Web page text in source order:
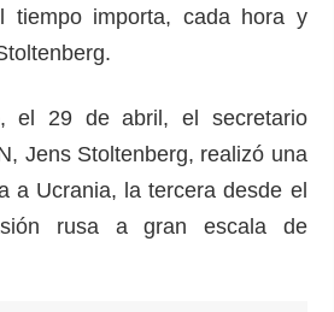
tiempo importa, cada hora y
el 29 de abril, el secretario
Jens Stoltenberg, realizó una
a Ucrania, la tercera desde el
rusa a gran escala de